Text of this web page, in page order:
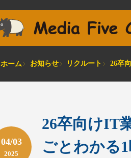
ホーム お知らせ リクルート 26卒
04/03
2025
26卒向けIT
ごとわかる